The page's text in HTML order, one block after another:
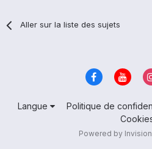
Aller sur la liste des sujets
Langue Politique de
Powered by